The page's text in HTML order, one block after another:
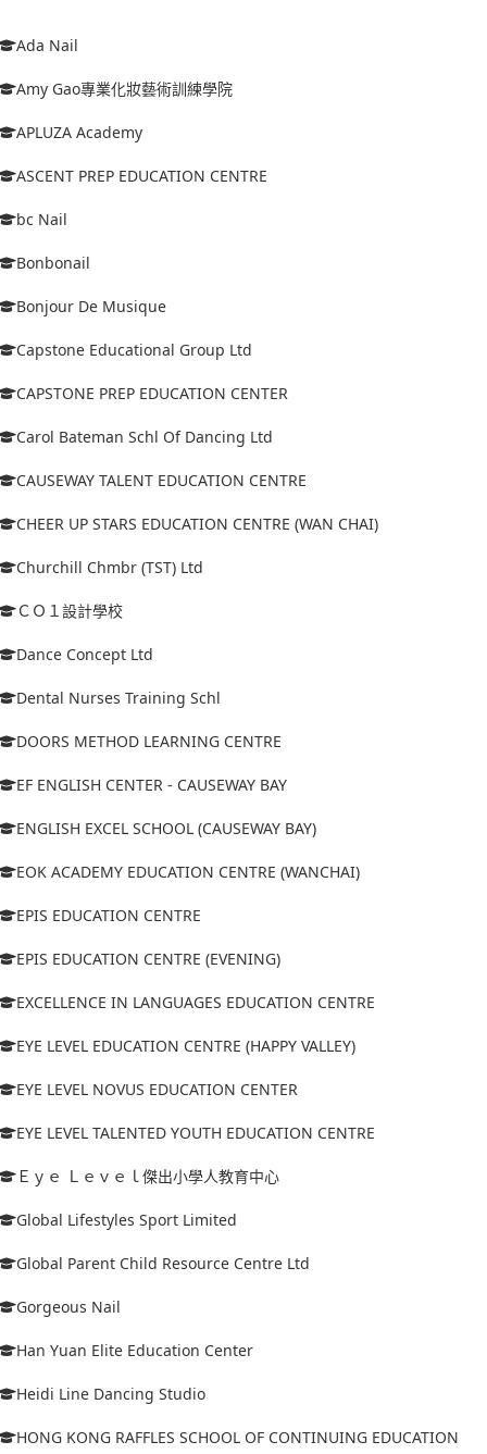
Ada Nail
Amy Gao專業化妝藝術訓練學院
APLUZA Academy
ASCENT PREP EDUCATION CENTRE
bc Nail
Bonbonail
Bonjour De Musique
Capstone Educational Group Ltd
CAPSTONE PREP EDUCATION CENTER
Carol Bateman Schl Of Dancing Ltd
CAUSEWAY TALENT EDUCATION CENTRE
CHEER UP STARS EDUCATION CENTRE (WAN CHAI)
Churchill Chmbr (TST) Ltd
ＣＯ１設計學校
Dance Concept Ltd
Dental Nurses Training Schl
DOORS METHOD LEARNING CENTRE
EF ENGLISH CENTER - CAUSEWAY BAY
ENGLISH EXCEL SCHOOL (CAUSEWAY BAY)
EOK ACADEMY EDUCATION CENTRE (WANCHAI)
EPIS EDUCATION CENTRE
EPIS EDUCATION CENTRE (EVENING)
EXCELLENCE IN LANGUAGES EDUCATION CENTRE
EYE LEVEL EDUCATION CENTRE (HAPPY VALLEY)
EYE LEVEL NOVUS EDUCATION CENTER
EYE LEVEL TALENTED YOUTH EDUCATION CENTRE
Ｅｙｅ Ｌｅｖｅｌ傑出小學人教育中心
Global Lifestyles Sport Limited
Global Parent Child Resource Centre Ltd
Gorgeous Nail
Han Yuan Elite Education Center
Heidi Line Dancing Studio
HONG KONG RAFFLES SCHOOL OF CONTINUING EDUCATION